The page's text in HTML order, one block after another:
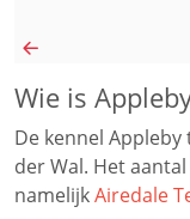
Wie is
De kennel
der Wal. Het
namelijkAiredale